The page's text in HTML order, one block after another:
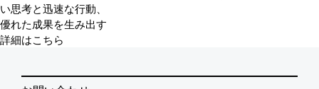
い思考と迅速な行動、
優れた成果を生み出す
詳細はこちら